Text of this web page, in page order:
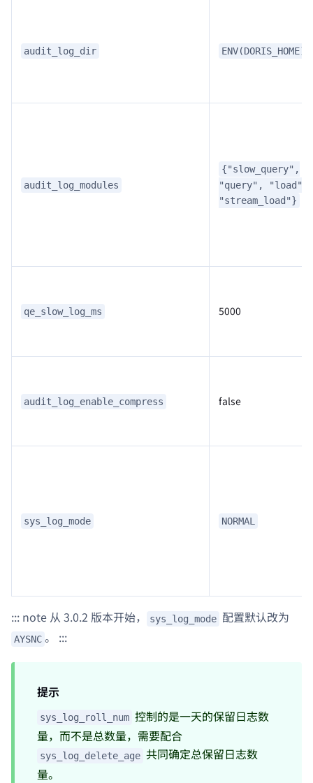
audit_log_dir
audit_log_modules
{"slow_query",
"query", "load",
"stream_load"}
qe_slow_log_ms 5000
audit_log_enable_compress false
sys_log_mode NORMAL
::: note 从 3.0.2 版本开始， sys_log_mode 配置默认改为
AYSNC 。 :::
提示
sys_log_roll_num 控制的是一天的保留日志数
量，而不是总数量，需要配合
sys_log_delete_age 共同确定总保留日志数
量。